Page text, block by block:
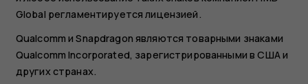
Global регламентируется лицензией.
Qualcomm и Snapdragon являются товарными знаками
Qualcomm Incorporated, зарегистрированными в США и
других странах.